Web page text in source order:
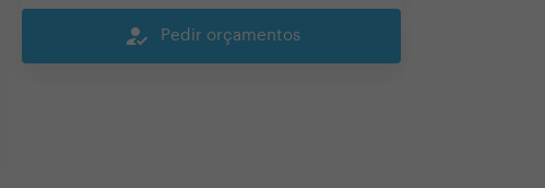
how_to_reg Pedir orçamentos